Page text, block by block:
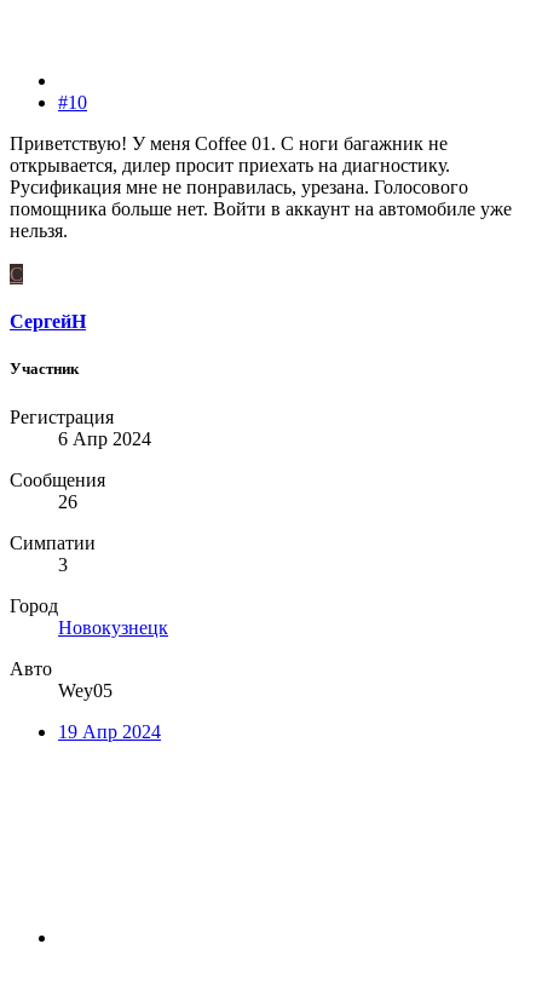
#10
Приветствую! У меня Coffee 01. С ноги багажник не
открывается, дилер просит приехать на диагностику.
Русификация мне не понравилась, урезана. Голосового
помощника больше нет. Войти в аккаунт на автомобиле уже
нельзя.
С
СергейН
Участник
Регистрация
6 Апр 2024
Сообщения
26
Симпатии
3
Город
Новокузнецк
Авто
Wey05
19 Апр 2024